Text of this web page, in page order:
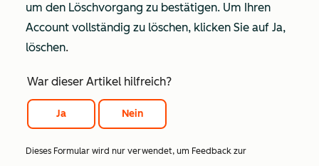
um den Löschvorgang zu bestätigen. Um Ihren
Account vollständig zu löschen, klicken Sie auf Ja,
löschen.
War dieser Artikel hilfreich?
Ja Nein
Dieses Formular wird nur verwendet, um Feedback zur